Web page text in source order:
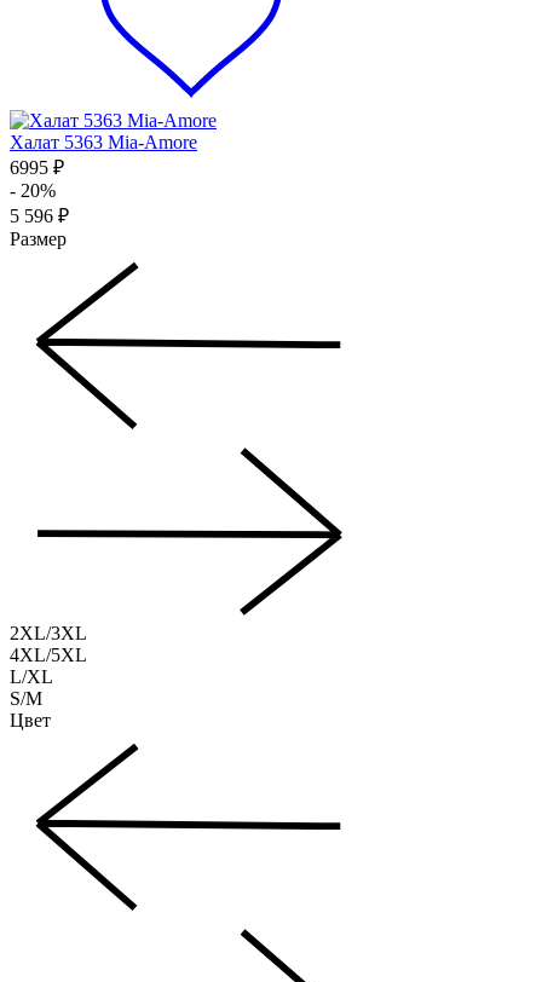
Халат 5363 Mia-Amore
6995 ₽
- 20%
5 596 ₽
Размер
2XL/3XL
4XL/5XL
L/XL
S/M
Цвет